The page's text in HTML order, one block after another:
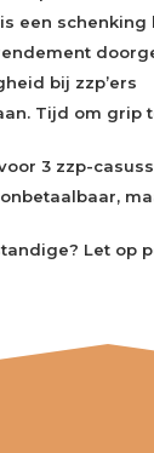
een schenking
bij zzp’ers
Tijd om grip
3 zzp-
onbetaalbaar,
Let op